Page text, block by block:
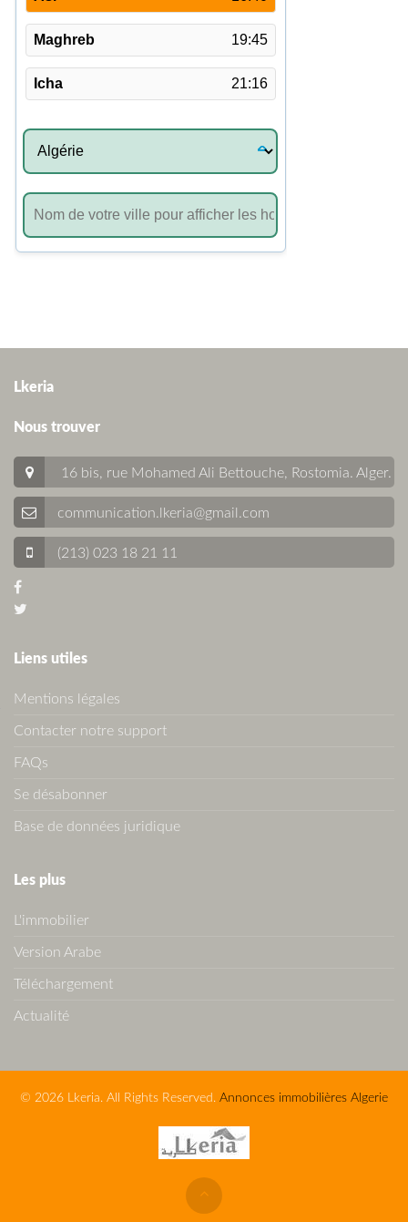
Lkeria
Nous trouver
16 bis, rue Mohamed Ali Bettouche, Rostomia. Alger.
communication.lkeria@gmail.com
(213) 023 18 21 11
Liens utiles
Mentions légales
Contacter notre support
FAQs
Se désabonner
Base de données juridique
Les plus
L'immobilier
Version Arabe
Téléchargement
Actualité
© 2026 Lkeria. All Rights Reserved. Annonces immobilières Algerie